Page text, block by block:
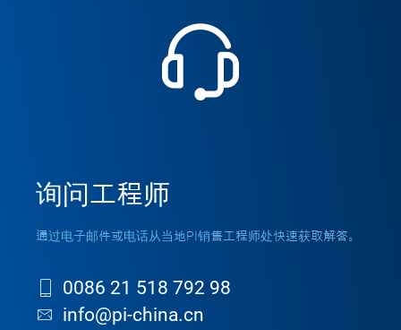
询问工程师
通过电子邮件或电话从当地PI销售工程师处快速获取解答。
0086 21 518 792 98
info@pi-china.cn